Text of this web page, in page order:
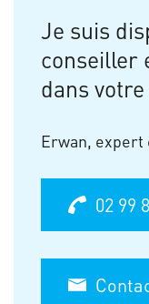
Je suis
conseiller
dans
Erwan, expert
02 99